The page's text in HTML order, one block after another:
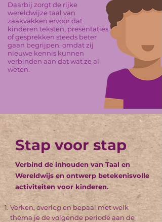
Daarbij zorgt de rijke
wereldwijze taal van
zaakvakken ervoor dat
kinderen teksten, presentaties
of gesprekken steeds beter
gaan begrijpen, omdat zij
nieuwe kennis kunnen
verbinden aan dat wat ze al
weten.
Stap voor stap
Verbind de inhouden van Taal en
Wereldwijsen ontwerp betekenisvolle
activiteiten voor kinderen.
Verken, overleg en bepaal met welk
thema je de volgende periode aan de